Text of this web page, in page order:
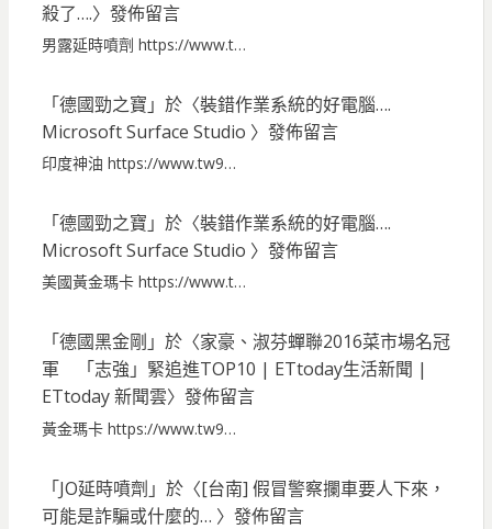
殺了….〉發佈留言
男露延時噴劑 https://www.t…
「德國勁之寶 」於〈裝錯作業系統的好電腦….
Microsoft Surface Studio 〉發佈留言
印度神油 https://www.tw9…
「德國勁之寶 」於〈裝錯作業系統的好電腦….
Microsoft Surface Studio 〉發佈留言
美國黃金瑪卡 https://www.t…
「德國黑金剛 」於〈家豪、淑芬蟬聯2016菜市場名冠
軍 「志強」緊追進TOP10 | ETtoday生活新聞 |
ETtoday 新聞雲〉發佈留言
黃金瑪卡 https://www.tw9…
「JO延時噴劑 」於〈[台南] 假冒警察攔車要人下來，
可能是詐騙或什麼的… 〉發佈留言